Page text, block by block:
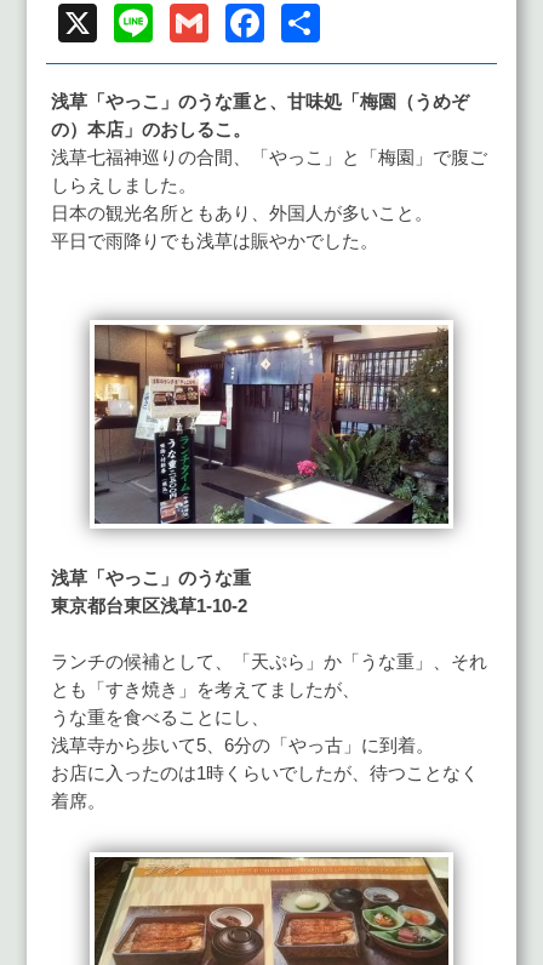
X Line GmailFacebook
有
浅草「やっこ」のうな重と、甘味処「梅園（うめぞ
の）本店」のおしるこ。
浅草七福神巡りの合間、「やっこ」と「梅園」で腹ご
しらえしました。
日本の観光名所ともあり、外国人が多いこと。
平日で雨降りでも浅草は賑やかでした。
浅草「やっこ」のうな重
東京都台東区浅草1-10-2
ランチの候補として、「天ぷら」か「うな重」、それ
とも「すき焼き」を考えてましたが、
うな重を食べることにし、
浅草寺から歩いて5、6分の「やっ古」に到着。
お店に入ったのは1時くらいでしたが、待つことなく
着席。